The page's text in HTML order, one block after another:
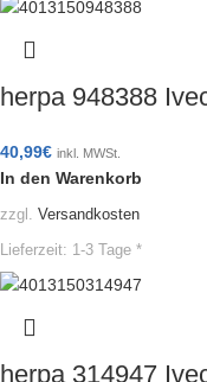
herpa 948388
40,99€ inkl. MWSt.
In den Warenkorb
zzgl. Versandkosten
Lieferzeit: 1-3 Tage *
herpa 314947